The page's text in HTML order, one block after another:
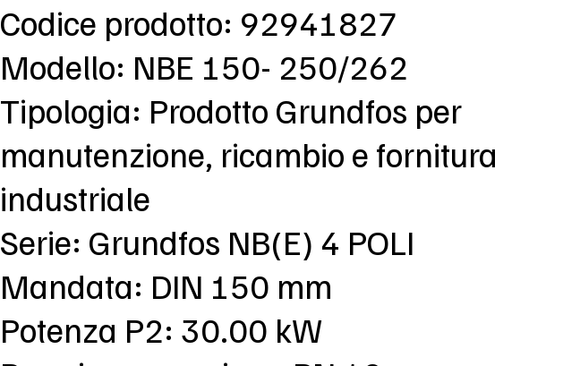
Codice prodotto: 92941827
Modello: NBE 150- 250/262
Tipologia: Prodotto Grundfos per
manutenzione, ricambio e fornitura
industriale
Serie: Grundfos NB(E) 4 POLI
Mandata: DIN 150 mm
Potenza P2: 30.00 kW